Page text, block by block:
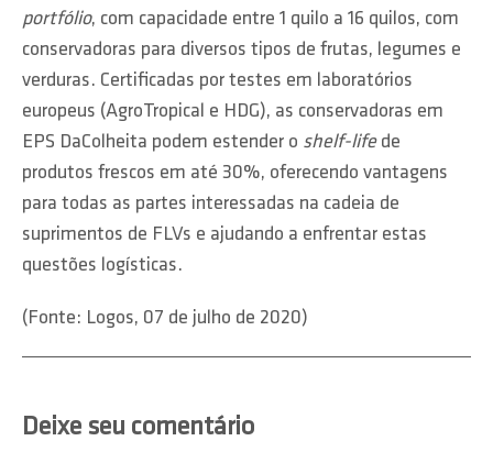
portfólio, com capacidade entre 1 quilo a 16 quilos, com
conservadoras para diversos tipos de frutas, legumes e
verduras. Certificadas por testes em laboratórios
europeus (AgroTropical e HDG), as conservadoras em
EPS DaColheita podem estender o shelf-lifede
produtos frescos em até 30%, oferecendo vantagens
para todas as partes interessadas na cadeia de
suprimentos de FLVs e ajudando a enfrentar estas
questões logísticas.
(Fonte: Logos, 07 de julho de 2020)
Deixe seu comentário